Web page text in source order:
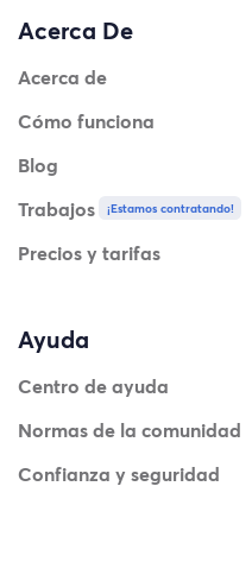
Acerca De
Acerca de
Cómo funciona
Blog
Trabajos
¡Estamos contratando!
Precios y tarifas
Ayuda
Centro de ayuda
Normas de la comunidad
Confianza y seguridad